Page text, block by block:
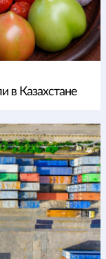
в Казахстане